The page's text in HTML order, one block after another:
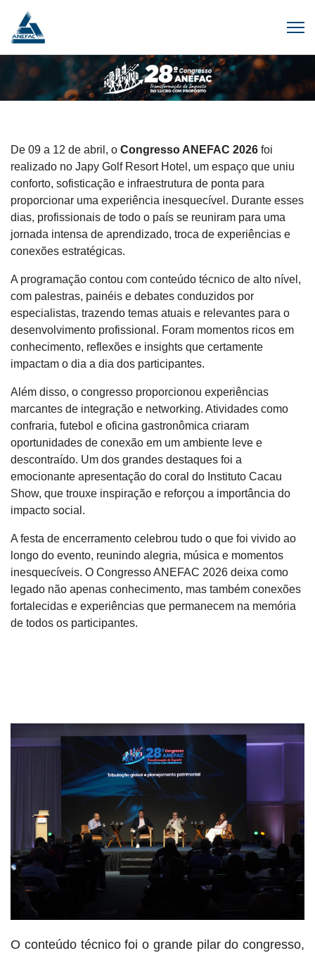
De 09 a 12 de abril, o Congresso ANEFAC 2026 foi
realizado no Japy Golf Resort Hotel, um espaço que uniu
conforto, sofisticação e infraestrutura de ponta para
proporcionar uma experiência inesquecível. Durante esses
dias, profissionais de todo o país se reuniram para uma
jornada intensa de aprendizado, troca de experiências e
conexões estratégicas.
A programação contou com conteúdo técnico de alto nível,
com palestras, painéis e debates conduzidos por
especialistas, trazendo temas atuais e relevantes para o
desenvolvimento profissional. Foram momentos ricos em
conhecimento, reflexões e insights que certamente
impactam o dia a dia dos participantes.
Além disso, o congresso proporcionou experiências
marcantes de integração e networking. Atividades como
confraria, futebol e oficina gastronômica criaram
oportunidades de conexão em um ambiente leve e
descontraído. Um dos grandes destaques foi a
emocionante apresentação do coral do Instituto Cacau
Show, que trouxe inspiração e reforçou a importância do
impacto social.
A festa de encerramento celebrou tudo o que foi vivido ao
longo do evento, reunindo alegria, música e momentos
inesquecíveis. O Congresso ANEFAC 2026 deixa como
legado não apenas conhecimento, mas também conexões
fortalecidas e experiências que permanecem na memória
de todos os participantes.
O conteúdo técnico foi o grande pilar do congresso,